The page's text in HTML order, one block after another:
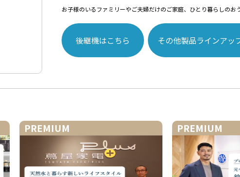
お子様のいるファミリーやご夫婦だけのご家庭、ひとり暮らしのお
後継機はこちら その他製品ラインアッ
PREMIUM PREMIUM